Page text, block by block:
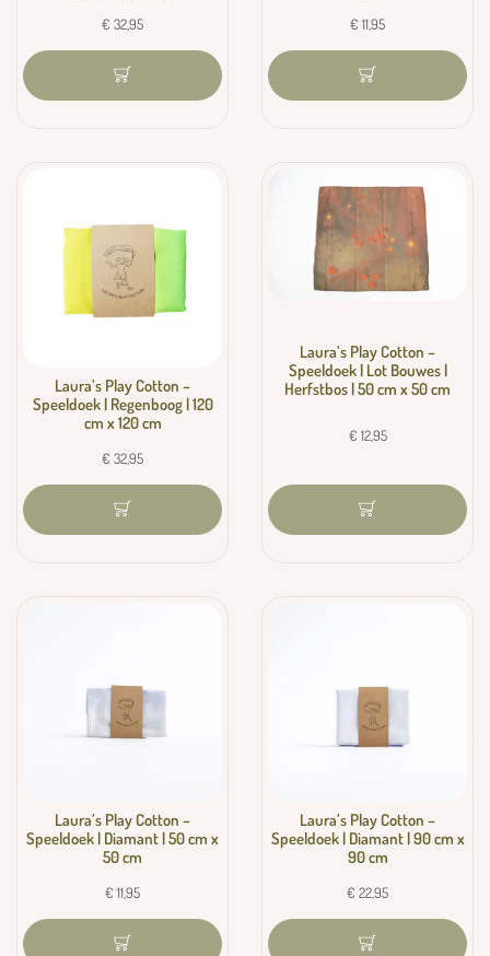
€ 32,95 € 11,95
Laura’s Play Cotton –
Speeldoek | Regenboog | 120
cm x 120 cm
€ 32,95
Laura’s Play Cotton –
Speeldoek | Lot Bouwes |
Herfstbos | 50 cm x 50 cm
€ 12,95
Laura’s Play Cotton –
Speeldoek | Diamant | 50 cm x
50 cm
€ 11,95
Laura’s Play Cotton –
Speeldoek | Diamant | 90 cm x
90 cm
€ 22,95